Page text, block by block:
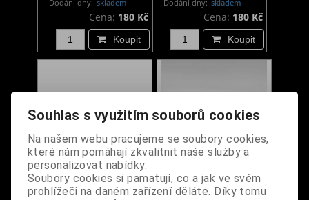
Dodání dny: skladem
Cena: 180 Kč
Koupit
Dodání dny: skladem
Cena: 180 Kč
Koupit
Svazek - Šalvěj bílá a Svazek - Šalvěj bílá a
Souhlas s využitím souborů cookies
Na našem webu pracujeme se soubory cookies,
které nám pomáhají zkvalitnit naše služby a
personalizovat nabídky.
Soubory cookies si pamatují, co a jak ve svém
prohlížeči na daném zařízení děláte. Díky tomu